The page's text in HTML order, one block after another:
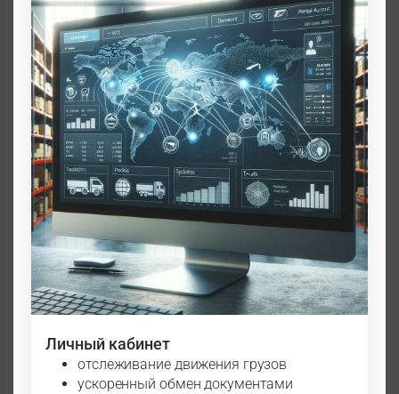
Личный кабинет
отслеживание движения грузов
ускоренный обмен документами